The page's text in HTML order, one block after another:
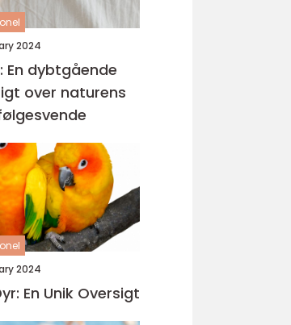
2024
En dybtgående
over naturens
2024
En Unik Oversigt